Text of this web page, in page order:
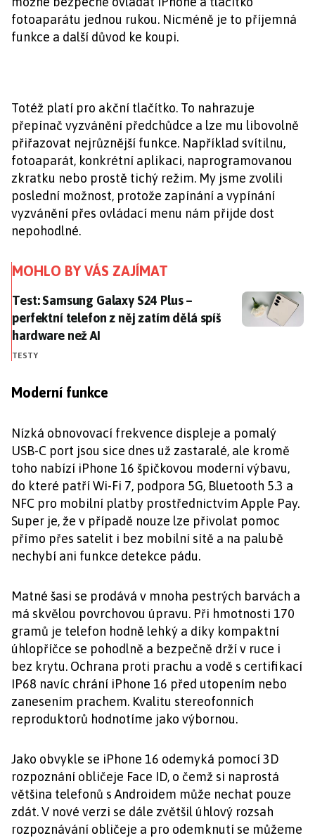
fotoaparátu jednou rukou. Nicméně je to příjemná
funkce a další důvod ke koupi.
Totéž platí pro akční tlačítko. To nahrazuje
přepínač vyzvánění předchůdce a lze mu libovolně
přiřazovat nejrůznější funkce. Například svítilnu,
fotoaparát, konkrétní aplikaci, naprogramovanou
zkratku nebo prostě tichý režim. My jsme zvolili
poslední možnost, protože zapínání a vypínání
vyzvánění přes ovládací menu nám přijde dost
nepohodlné.
MOHLO BY VÁS ZAJÍMAT
Test: Samsung Galaxy S24 Plus – perfektní telefon z
Test: Samsung Galaxy S24 Plus –
perfektní telefon z něj zatím dělá spíš
hardware než AI
TESTY
Moderní funkce
Nízká obnovovací frekvence displeje a pomalý
USB-C port jsou sice dnes už zastaralé, ale kromě
toho nabízí iPhone 16 špičkovou moderní výbavu,
do které patří Wi-Fi 7, podpora 5G, Bluetooth 5.3 a
NFC pro mobilní platby prostřednictvím Apple Pay.
Super je, že v případě nouze lze přivolat pomoc
přímo přes satelit i bez mobilní sítě a na palubě
nechybí ani funkce detekce pádu.
Matné šasi se prodává v mnoha pestrých barvách a
má skvělou povrchovou úpravu. Při hmotnosti 170
gramů je telefon hodně lehký a díky kompaktní
úhlopříčce se pohodlně a bezpečně drží v ruce i
bez krytu. Ochrana proti prachu a vodě s certifikací
IP68 navíc chrání iPhone 16 před utopením nebo
zanesením prachem. Kvalitu stereofonních
reproduktorů hodnotíme jako výbornou.
Jako obvykle se iPhone 16 odemyká pomocí 3D
rozpoznání obličeje Face ID, o čemž si naprostá
většina telefonů s Androidem může nechat pouze
zdát. V nové verzi se dále zvětšil úhlový rozsah
rozpoznávání obličeje a pro odemknutí se můžeme